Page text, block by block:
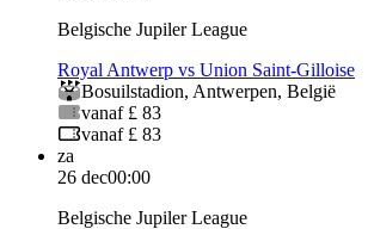
Belgische Jupiler League
Royal Antwerp vs Union Saint-Gilloise
Bosuilstadion, Antwerpen, België
vanaf £ 83
vanaf £ 83
za
26 dec00:00
Belgische Jupiler League